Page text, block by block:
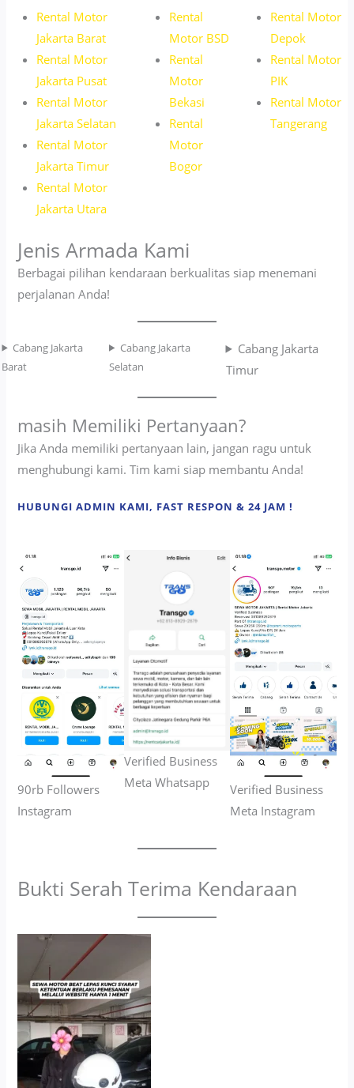
Rental Motor
Jakarta Barat
Rental Motor
Jakarta Pusat
Rental Motor
Jakarta Selatan
Rental Motor
Jakarta Timur
Rental Motor
Jakarta Utara
Rental
Motor BSD
Rental
Motor
Bekasi
Rental
Motor
Bogor
Rental Motor
Depok
Rental Motor
PIK
Rental Motor
Tangerang
Jenis Armada Kami
Berbagai pilihan kendaraan berkualitas siap menemani
perjalanan Anda!
Cabang Jakarta
Barat
Cabang Jakarta
Selatan
Cabang Jakarta
Timur
masih Memiliki Pertanyaan?
Jika Anda memiliki pertanyaan lain, jangan ragu untuk
menghubungi kami. Tim kami siap membantu Anda!
HUBUNGI ADMIN KAMI, FAST RESPON & 24 JAM !
90rb Followers
Instagram
Verified Business
Meta Whatsapp
Verified Business
Meta Instagram
Bukti Serah Terima Kendaraan